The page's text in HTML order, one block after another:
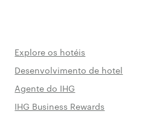
Explore os hotéis
Desenvolvimento de hotel
Agente do IHG
IHG Business Rewards